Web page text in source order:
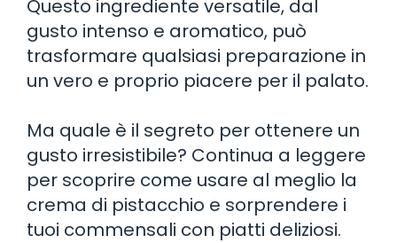
Questo ingrediente versatile, dal
gusto intenso e aromatico, può
trasformare qualsiasi preparazione in
un vero e proprio piacere per il palato.
Ma quale è il segreto per ottenere un
gusto irresistibile? Continua a leggere
per scoprire come usare al meglio la
crema di pistacchio e sorprendere i
tuoi commensali con piatti deliziosi.